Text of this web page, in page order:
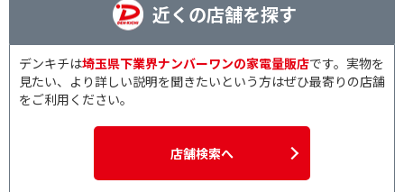
近くの店舗を探す
デンキチは埼玉県下業界ナンバーワンの家電量販店です。実物を
見たい、より詳しい説明を聞きたいという方はぜひ最寄りの店舗
をご利用ください。
店舗検索へ